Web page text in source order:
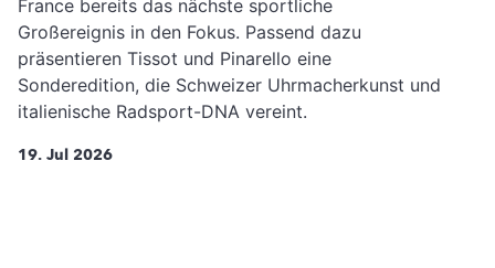
France bereits das nächste sportliche
Großereignis in den Fokus. Passend dazu
präsentieren Tissot und Pinarello eine
Sonderedition, die Schweizer Uhrmacherkunst und
italienische Radsport-DNA vereint.
19. Jul 2026